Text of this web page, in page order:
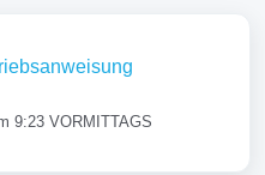
9:23 VORMITTAGS